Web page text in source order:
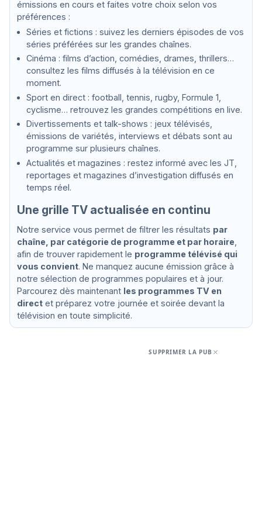
émissions en cours et faites votre choix selon vos
préférences :
Séries et fictions : suivez les derniers épisodes de vos
séries préférées sur les grandes chaînes.
Cinéma : films d’action, comédies, drames, thrillers…
consultez les films diffusés à la télévision en ce
moment.
Sport en direct : football, tennis, rugby, Formule 1,
cyclisme… retrouvez les grandes compétitions en live.
Divertissements et talk-shows : jeux télévisés,
émissions de variétés, interviews et débats sont au
programme sur plusieurs chaînes.
Actualités et magazines : restez informé avec les JT,
reportages et magazines d’investigation diffusés en
temps réel.
Une grille TV actualisée en continu
Notre service vous permet de filtrer les résultats par
chaîne, par catégorie de programme et par horaire
afin de trouver rapidement le programme télévisé qui
vous convient. Ne manquez aucune émission grâce à
notre sélection de programmes populaires et à jour.
Parcourez dès maintenant les programmes TV en
directet préparez votre journée et soirée devant la
télévision en toute simplicité.
SUPPRIMER LA PUB